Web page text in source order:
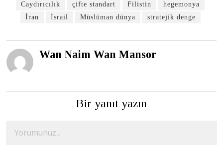
Caydırıcılık çifte standart Filistin
hegemonya
İran
İsrail Müslüman dünya stratejik denge
Wan Naim Wan Mansor
Bir yanıt yazın